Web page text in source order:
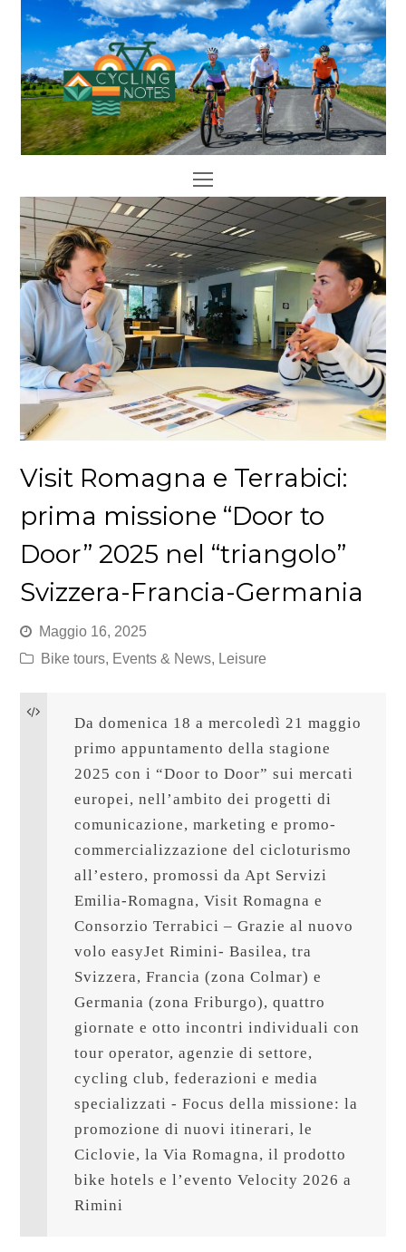
Open
Mobile
Menu
Visit Romagna e Terrabici:
prima missione “Door to
Door” 2025 nel “triangolo”
Svizzera-Francia-Germania
Maggio 16, 2025
Bike tours, Events & News, Leisure
Da domenica 18 a mercoledì 21 maggio
primo appuntamento della stagione
2025 con i “Door to Door” sui mercati
europei, nell’ambito dei progetti di
comunicazione, marketing e promo-
commercializzazione del cicloturismo
all’estero, promossi da Apt Servizi
Emilia-Romagna, Visit Romagna e
Consorzio Terrabici – Grazie al nuovo
volo easyJet Rimini- Basilea, tra
Svizzera, Francia (zona Colmar) e
Germania (zona Friburgo), quattro
giornate e otto incontri individuali con
tour operator, agenzie di settore,
cycling club, federazioni e media
specializzati - Focus della missione: la
promozione di nuovi itinerari, le
Ciclovie, la Via Romagna, il prodotto
bike hotels e l’evento Velocity 2026 a
Rimini